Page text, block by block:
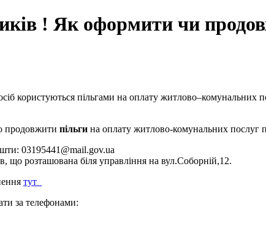
! Як оформити чи
користуються пільгами на оплату житлово–комунальних
пільги на оплату житлово-комунальних послуг
03195441@mail.gov.ua
що розташована біля управління на вул.Соборній,12.
тут
за телефонами: